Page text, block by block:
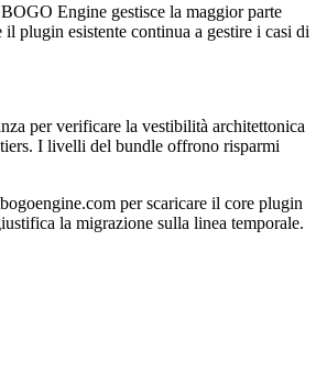
Engine gestisce la maggior parte
plugin esistente continua a gestire i casi di
per verificare la vestibilità architettonica
I livelli del bundle offrono risparmi
per scaricare il core plugin
la migrazione sulla linea temporale.